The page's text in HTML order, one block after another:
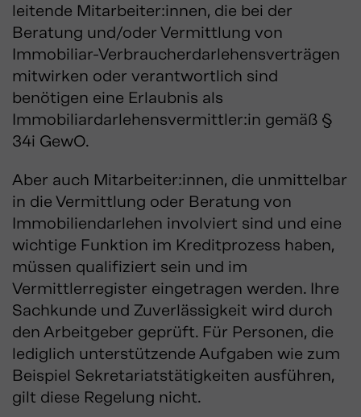
leitende Mitarbeiter:innen, die bei der
Beratung und/oder Vermittlung von
Immobiliar-Verbraucherdarlehensverträgen
mitwirken oder verantwortlich sind
benötigen eine Erlaubnis als
Immobiliardarlehensvermittler:in gemäß §
34i GewO.
Aber auch Mitarbeiter:innen, die unmittelbar
in die Vermittlung oder Beratung von
Immobiliendarlehen involviert sind und eine
wichtige Funktion im Kreditprozess haben,
müssen qualifiziert sein und im
Vermittlerregister eingetragen werden. Ihre
Sachkunde und Zuverlässigkeit wird durch
den Arbeitgeber geprüft. Für Personen, die
lediglich unterstützende Aufgaben wie zum
Beispiel Sekretariatstätigkeiten ausführen,
gilt diese Regelung nicht.